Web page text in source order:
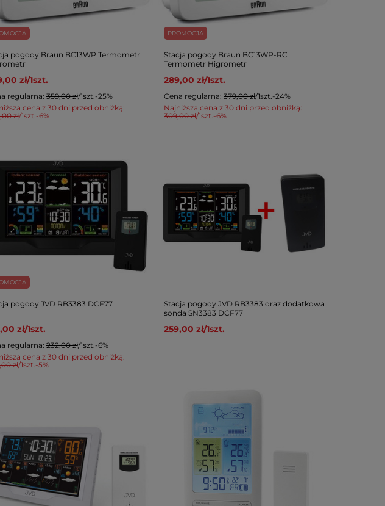
pogody Braun BC13WP Termometr
zł/1szt.
cena z 30 dni przed obniżką:
zł/1szt.-6%
regularna:359,00 zł/1szt.-25%
PROMOCJA
Stacja pogody Braun BC13WP-RC
Termometr Higrometr
289,00 zł/1szt.
Najniższa cena z 30 dni przed obniżką:
309,00 zł/1szt.-6%
Cena regularna:379,00 zł/1szt.-24%
pogody JVD RB3383 DCF77
zł/1szt.
cena z 30 dni przed obniżką:
zł/1szt.-5%
regularna:232,00 zł/1szt.-6%
Stacja pogody JVD RB3383 oraz dodatkowa
sonda SN3383 DCF77
259,00 zł/1szt.